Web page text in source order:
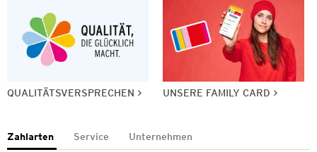
QUALITÄTSVERSPRECHEN UNSERE FAMILY CARD
Zahlarten Service Unternehmen